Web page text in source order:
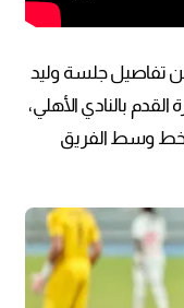
تفاصيل جلسة وليد
القدم بالنادي الأهلي،
خط وسط الفريق